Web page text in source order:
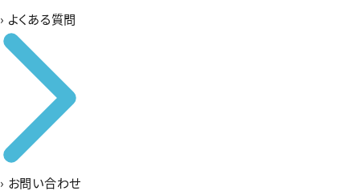
› よくある質問
› お問い合わせ